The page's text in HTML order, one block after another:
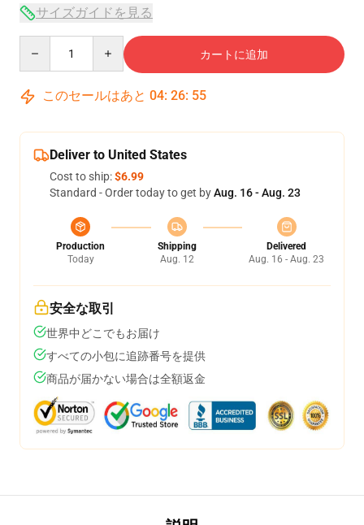
サイズガイドを見る
カートに追加
このセールはあと 04: 26: 54
Deliver to United States
Cost to ship:$6.99
Standard - Order today to get byAug. 16 - Aug. 23
Production
Today
Shipping
Aug. 12
Delivered
Aug. 16 - Aug. 23
安全な取引
世界中どこでもお届け
すべての小包に追跡番号を提供
商品が届かない場合は全額返金